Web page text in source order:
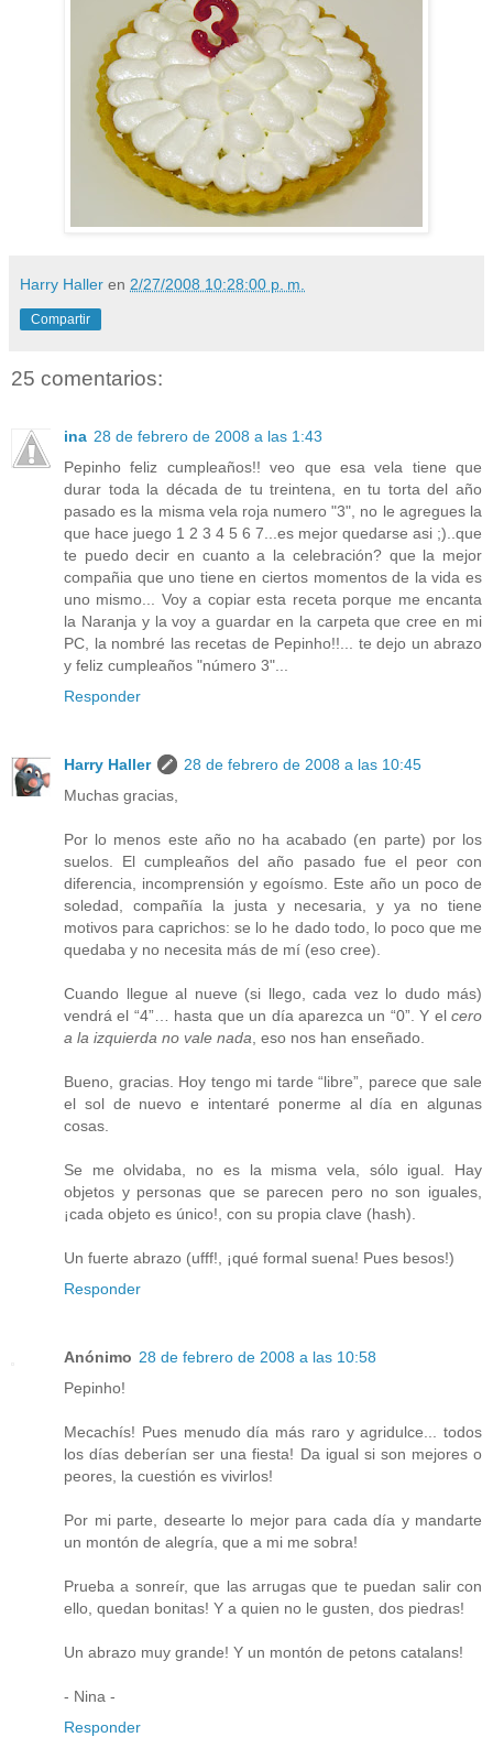
Harry Haller en 2/27/2008 10:28:00 p. m.
Compartir
25 comentarios:
ina 28 de febrero de 2008 a las 1:43
Pepinho feliz cumpleaños!! veo que esa vela tiene que
durar toda la década de tu treintena, en tu torta del año
pasado es la misma vela roja numero "3", no le agregues la
que hace juego 1 2 3 4 5 6 7...es mejor quedarse asi ;)..que
te puedo decir en cuanto a la celebración? que la mejor
compañia que uno tiene en ciertos momentos de la vida es
uno mismo... Voy a copiar esta receta porque me encanta
la Naranja y la voy a guardar en la carpeta que cree en mi
PC, la nombré las recetas de Pepinho!!... te dejo un abrazo
y feliz cumpleaños "número 3"...
Responder
Harry Haller
28 de febrero de 2008 a las 10:45
Muchas gracias,
Por lo menos este año no ha acabado (en parte) por los
suelos. El cumpleaños del año pasado fue el peor con
diferencia, incomprensión y egoísmo. Este año un poco de
soledad, compañía la justa y necesaria, y ya no tiene
motivos para caprichos: se lo he dado todo, lo poco que me
quedaba y no necesita más de mí (eso cree).
Cuando llegue al nueve (si llego, cada vez lo dudo más)
vendrá el “4”… hasta que un día aparezca un “0”. Y el cero
a la izquierda no vale nada , eso nos han enseñado.
Bueno, gracias. Hoy tengo mi tarde “libre”, parece que sale
el sol de nuevo e intentaré ponerme al día en algunas
cosas.
Se me olvidaba, no es la misma vela, sólo igual. Hay
objetos y personas que se parecen pero no son iguales,
¡cada objeto es único!, con su propia clave (hash).
Un fuerte abrazo (ufff!, ¡qué formal suena! Pues besos!)
Responder
Anónimo 28 de febrero de 2008 a las 10:58
Pepinho!
Mecachís! Pues menudo día más raro y agridulce... todos
los días deberían ser una fiesta! Da igual si son mejores o
peores, la cuestión es vivirlos!
Por mi parte, desearte lo mejor para cada día y mandarte
un montón de alegría, que a mi me sobra!
Prueba a sonreír, que las arrugas que te puedan salir con
ello, quedan bonitas! Y a quien no le gusten, dos piedras!
Un abrazo muy grande! Y un montón de petons catalans!
- Nina -
Responder